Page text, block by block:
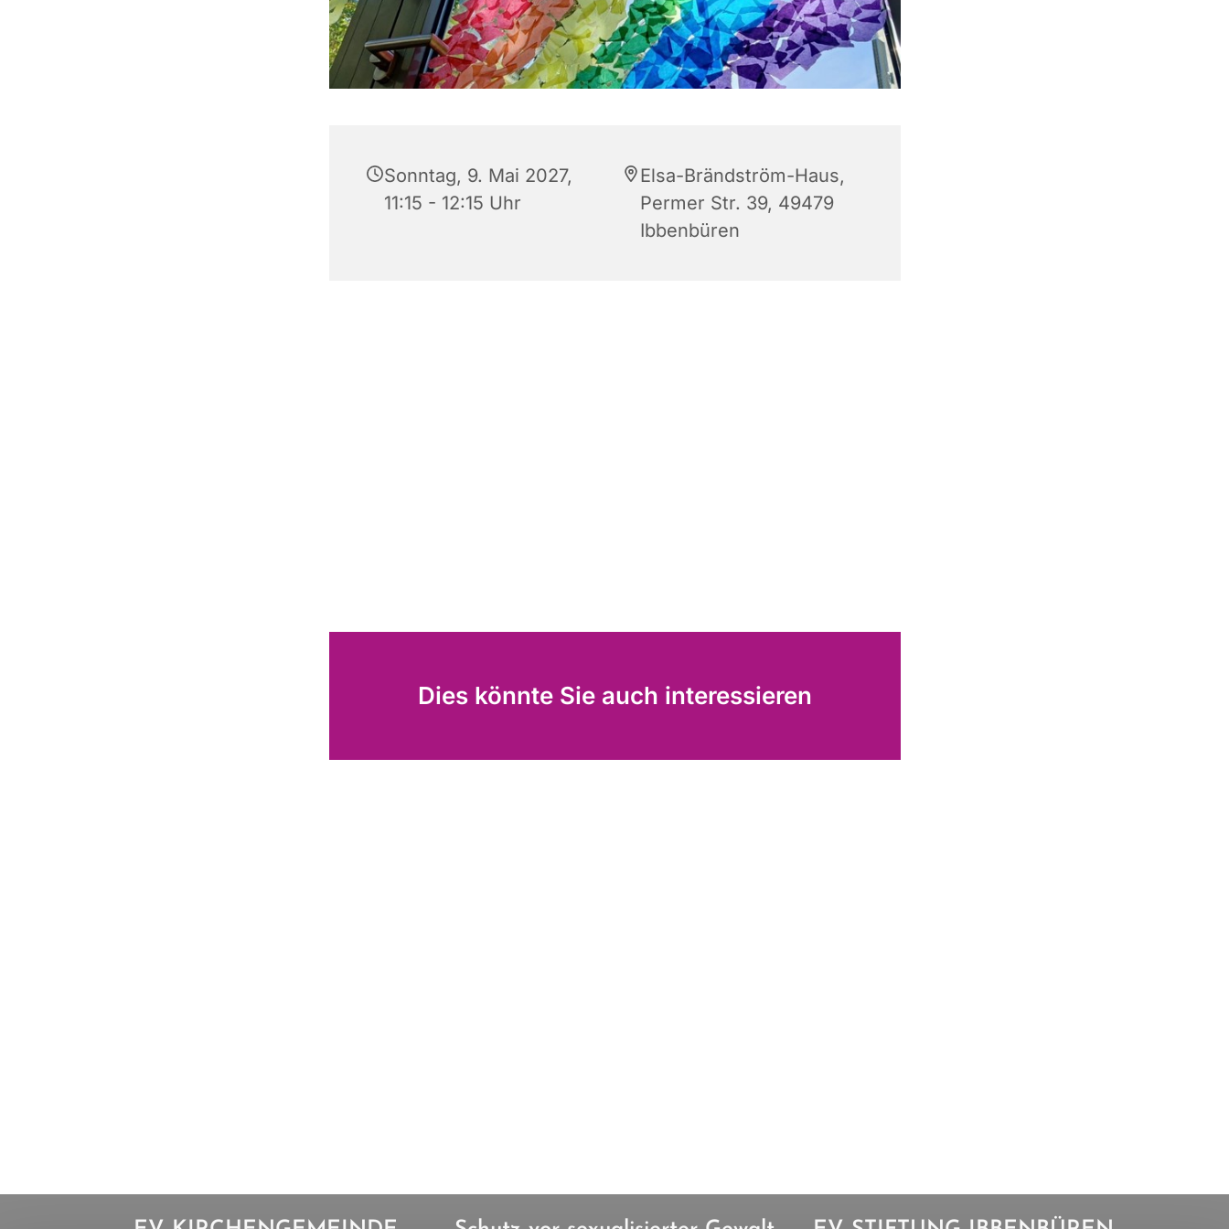
Sonntag, 9. Mai 2027,
11:15 - 12:15 Uhr
Elsa-Brändström-Haus,
Permer Str. 39, 49479
Ibbenbüren
Dies könnte Sie auch interessieren